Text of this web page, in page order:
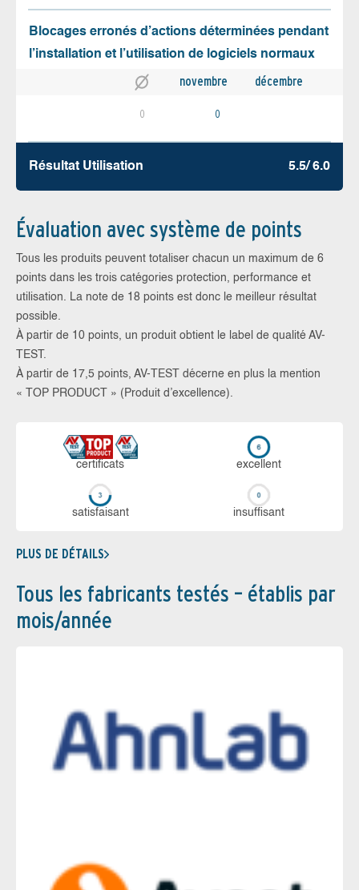
Blocages erronés d’actions déterminées pendant
l’installation et l’utilisation de logiciels normaux
novembre décembre
0 0
Résultat Utilisation 5.5/ 6.0
Évaluation avec système de points
Tous les produits peuvent totaliser chacun un maximum de 6
points dans les trois catégories protection, performance et
utilisation. La note de 18 points est donc le meilleur résultat
possible.
À partir de 10 points, un produit obtient le label de qualité AV-
TEST.
À partir de 17,5 points, AV-TEST décerne en plus la mention
« TOP PRODUCT » (Produit d’excellence).
certi­ficats ex­cellent
sa­tis­fai­sant in­suf­fi­sant
PLUS DE DÉTAILS
Tous les fabricants testés – établis par
mois/année